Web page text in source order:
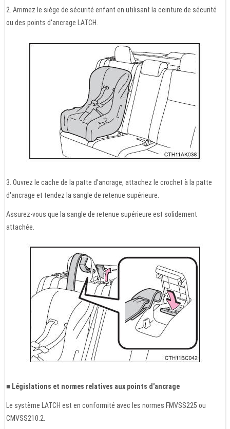
2. Arrimez le siège de sécurité enfant en utilisant la ceinture de sécurité
ou des points d'ancrage LATCH.
3. Ouvrez le cache de la patte d'ancrage, attachez le crochet à la patte
d'ancrage et tendez la sangle de retenue supérieure.
Assurez-vous que la sangle de retenue supérieure est solidement
attachée.
■ Législations et normes relatives aux points d'ancrage
Le système LATCH est en conformité avec les normes FMVSS225 ou
CMVSS210.2.